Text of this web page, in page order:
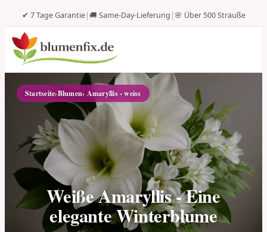
✔ 7 Tage Garantie|🚚 Same-Day-Lieferung |🌸 Über 500 Sträuße
Startseite›Blumen› Amaryllis - weiss
Weiße Amaryllis - Eine
elegante Winterblume